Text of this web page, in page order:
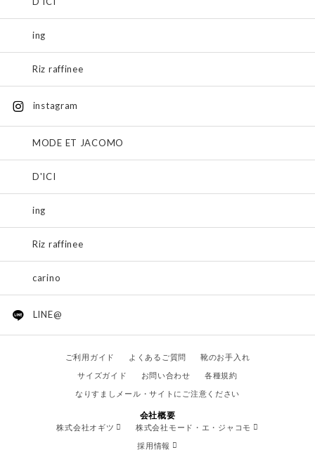
ing
Riz raffinee
instagram
MODE ET JACOMO
D'ICI
ing
Riz raffinee
carino
LINE@
ご利用ガイド よくあるご質問
靴のお手入れ
サイズガイド
お問い合わせ
各種規約
なりすましメール・サイトにご注意ください
会社概要
株式会社オギツ
株式会社モード・エ・ジャコモ
採用情報